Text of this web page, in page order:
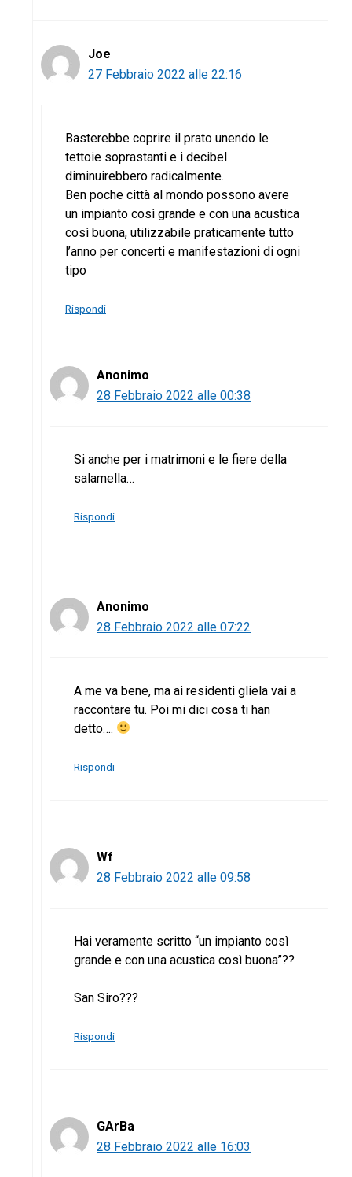
Joe
27 Febbraio 2022 alle 22:16
Basterebbe coprire il prato unendo le
tettoie soprastanti e i decibel
diminuirebbero radicalmente.
Ben poche città al mondo possono avere
un impianto così grande e con una acustica
così buona, utilizzabile praticamente tutto
l’anno per concerti e manifestazioni di ogni
tipo
Rispondi
Anonimo
28 Febbraio 2022 alle 00:38
Si anche per i matrimoni e le fiere della
salamella…
Rispondi
Anonimo
28 Febbraio 2022 alle 07:22
A me va bene, ma ai residenti gliela vai a
raccontare tu. Poi mi dici cosa ti han
detto….
Rispondi
Wf
28 Febbraio 2022 alle 09:58
Hai veramente scritto “un impianto così
grande e con una acustica così buona”??
San Siro???
Rispondi
GArBa
28 Febbraio 2022 alle 16:03